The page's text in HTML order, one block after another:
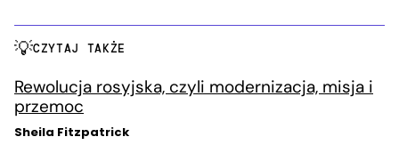
CZYTAJ TAKŻE
Rewolucja rosyjska, czyli modernizacja, misja i
przemoc
Sheila Fitzpatrick